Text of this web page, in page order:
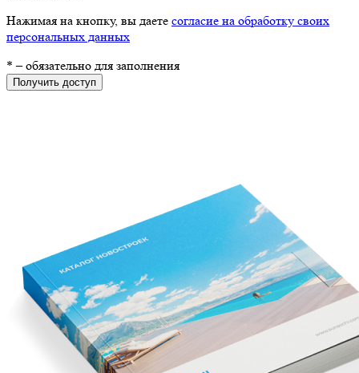
Нажимая на кнопку, вы даете согласие на обработку своих
персональных данных
* – обязательно для заполнения
Получить доступ